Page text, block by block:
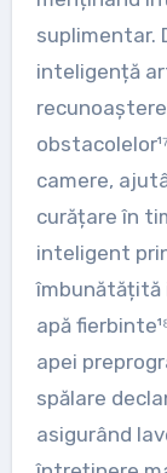
suplimentar.
inteligență
camere,
curățare în
inteligent
îmbunătățită
apă
apei
spălare
asigurând